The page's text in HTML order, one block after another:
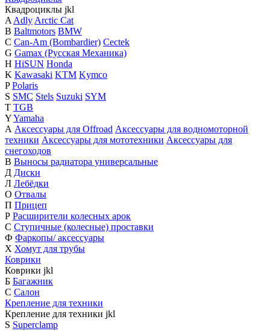
Квадроциклы jkl
A Adly Arctic Cat
B Baltmotors BMW
C Can-Am (Bombardier) Cectek
G Gamax (Русская Механика)
H HiSUN Honda
K Kawasaki KTM Kymco
P Polaris
S SMC Stels Suzuki SYM
T TGB
YYamaha
А Аксессуары для Offroad Аксессуары для водномоторной
техники Аксессуары для мототехники Аксессуары для
снегоходов
В Выносы радиатора универсальные
Д Диски
Л Лебёдки
О Отвалы
П Прицеп
Р Расширители колесных арок
С Ступичные (колесные) проставки
Ф Фаркопы/ аксессуары
Х Хомут для трубы
Коврики
Коврики jkl
Б Багажник
С Салон
Крепление для техники
Крепление для техники jkl
S Superclamp